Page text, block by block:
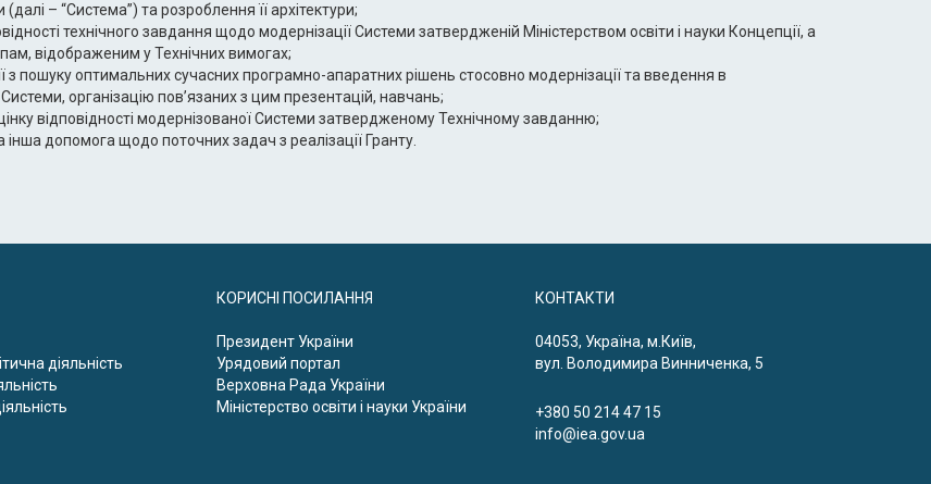
(далі – “Система”) та розроблення її архітектури;
технічного завдання щодо модернізації Системи затвердженій Міністерством освіти і науки Концепції, а
відображеним у Технічних вимогах;
з пошуку оптимальних сучасних програмно-апаратних рішень стосовно модернізації та введення в
організацію пов’язаних з цим презентацій, навчань;
відповідності модернізованої Системи затвердженому Технічному завданню;
інша допомога щодо поточних задач з реалізації Гранту.
діяльність
КОРИСНІ ПОСИЛАННЯ
Президент України
Урядовий портал
Верховна Рада України
Міністерство освіти і науки України
КОНТАКТИ
04053, Україна, м.Київ,
вул. Володимира Винниченка, 5
+380 50 214 47 15
info@iea.gov.ua